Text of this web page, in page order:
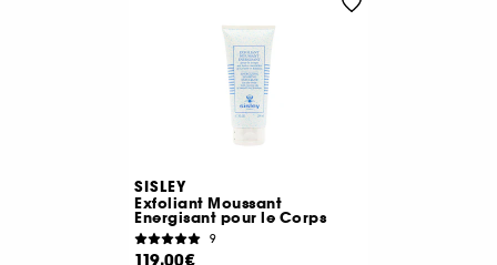
SISLEY
Exfoliant Moussant
Energisant pour le Corps
9
119,00€